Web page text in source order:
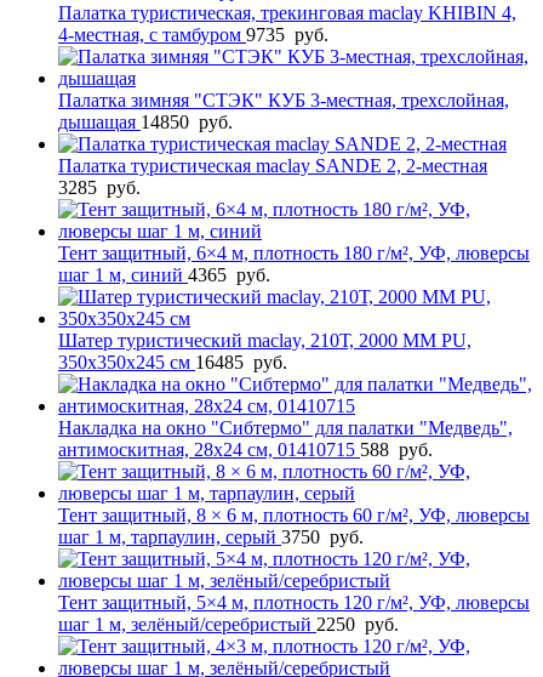
Палатка туристическая, трекинговая maclay KHIBIN 4,
4-местная, с тамбуром 9735 руб.
Палатка зимняя "СТЭК" КУБ 3-местная, трехслойная,
дышащая 14850 руб.
Палатка туристическая maclay SANDE 2, 2-местная
3285 руб.
Тент защитный, 6×4 м, плотность 180 г/м², УФ, люверсы
шаг 1 м, синий 4365 руб.
Шатер туристический maclay, 210Т, 2000 MM PU,
350х350х245 см 16485 руб.
Накладка на окно "Сибтермо" для палатки "Медведь",
антимоскитная, 28х24 см, 01410715 588 руб.
Тент защитный, 8 × 6 м, плотность 60 г/м², УФ, люверсы
шаг 1 м, тарпаулин, серый 3750 руб.
Тент защитный, 5×4 м, плотность 120 г/м², УФ, люверсы
шаг 1 м, зелёный/серебристый 2250 руб.